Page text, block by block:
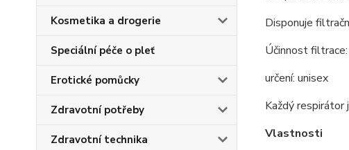
Kosmetika a drogerie
Speciální péče o pleť
Erotické pomůcky
Zdravotní potřeby
Zdravotní technika
Disponuje
Účinnost
určení: unisex
Každý
Vlastnosti